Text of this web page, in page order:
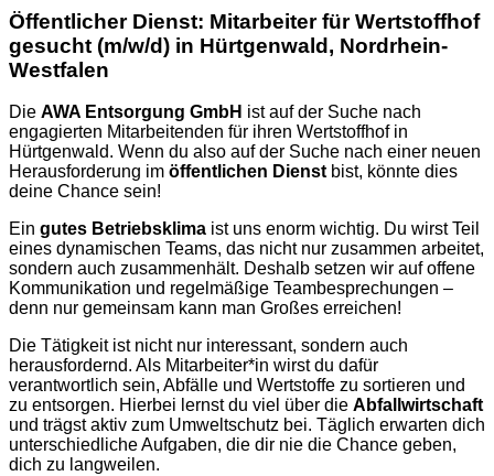
Öffentlicher Dienst: Mitarbeiter für Wertstoffhof
gesucht (m/w/d) in Hürtgenwald, Nordrhein-
Westfalen
Die AWA Entsorgung GmbH ist auf der Suche nach
engagierten Mitarbeitenden für ihren Wertstoffhof in
Hürtgenwald. Wenn du also auf der Suche nach einer neuen
Herausforderung im öffentlichen Dienst bist, könnte dies
deine Chance sein!
Ein gutes Betriebsklima ist uns enorm wichtig. Du wirst Teil
eines dynamischen Teams, das nicht nur zusammen arbeitet,
sondern auch zusammenhält. Deshalb setzen wir auf offene
Kommunikation und regelmäßige Teambesprechungen –
denn nur gemeinsam kann man Großes erreichen!
Die Tätigkeit ist nicht nur interessant, sondern auch
herausfordernd. Als Mitarbeiter*in wirst du dafür
verantwortlich sein, Abfälle und Wertstoffe zu sortieren und
zu entsorgen. Hierbei lernst du viel über die Abfallwirtschaft
und trägst aktiv zum Umweltschutz bei. Täglich erwarten dich
unterschiedliche Aufgaben, die dir nie die Chance geben,
dich zu langweilen.